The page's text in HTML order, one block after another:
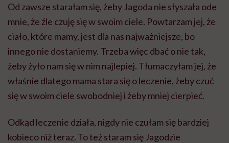
Od zawsze starałam się, żeby Jagoda nie słyszała ode
mnie, że źle czuję się w swoim ciele. Powtarzam jej, że
ciało, które mamy, jest dla nas najważniejsze, bo
innego nie dostaniemy. Trzeba więc dbać o nie tak,
żeby żyło nam się w nim najlepiej. Tłumaczyłam jej, że
właśnie dlatego mama stara się o leczenie, żeby czuć
się w swoim ciele swobodniej i żeby mniej cierpieć.
Odkąd leczenie działa, nigdy nie czułam się bardziej
kobieco niż teraz. To też staram się Jagodzie